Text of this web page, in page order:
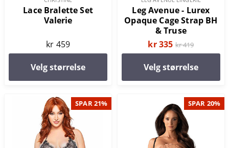
Lace Bralette Set
Valerie
kr 459
Velg størrelse
Leg Avenue - Lurex
Opaque Cage Strap BH
& Truse
kr 335 kr 419
Velg størrelse
SPAR 21% SPAR 20%